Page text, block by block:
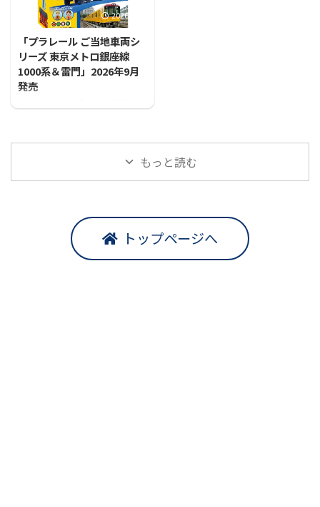
2026/7/31
「プラレール ご当地車両シ
リーズ 東京メトロ銀座線
1000系＆雷門」2026年9月
発売
もっと読む
トップページへ